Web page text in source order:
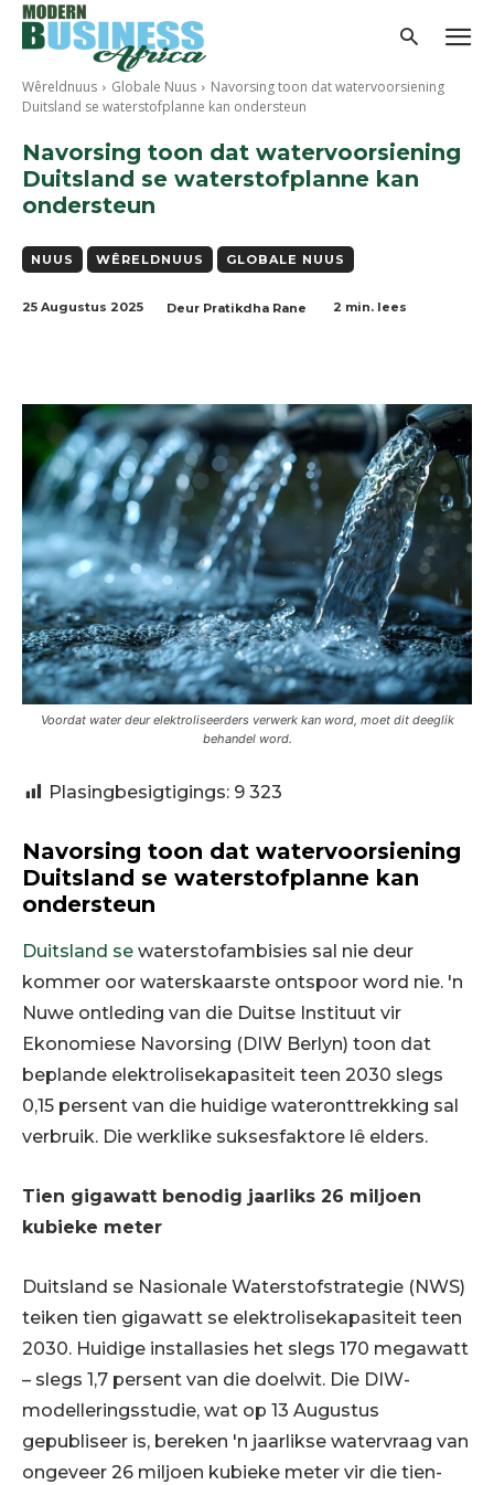
Wêreldnuus Globale Nuus
Navorsing toon dat watervoorsiening
Duitsland se waterstofplanne kan ondersteun
Navorsing toon dat watervoorsiening
Duitsland se waterstofplanne kan
ondersteun
NUUS WÊRELDNUUS GLOBALE NUUS
25 Augustus 2025 Deur Pratikdha Rane 2 min. lees
Voordat water deur elektroliseerders verwerk kan word, moet dit deeglik
behandel word.
Plasingbesigtigings: 9 323
Navorsing toon dat watervoorsiening
Duitsland se waterstofplanne kan
ondersteun
Duitsland se waterstofambisies sal nie deur
kommer oor waterskaarste ontspoor word nie. 'n
Nuwe ontleding van die Duitse Instituut vir
Ekonomiese Navorsing (DIW Berlyn) toon dat
beplande elektrolisekapasiteit teen 2030 slegs
0,15 persent van die huidige wateronttrekking sal
verbruik. Die werklike suksesfaktore lê elders.
Tien gigawatt benodig jaarliks ​​26 miljoen
kubieke meter
Duitsland se Nasionale Waterstofstrategie (NWS)
teiken tien gigawatt se elektrolisekapasiteit teen
2030. Huidige installasies het slegs 170 megawatt
– slegs 1,7 persent van die doelwit. Die DIW-
modelleringsstudie, wat op 13 Augustus
gepubliseer is, bereken 'n jaarlikse watervraag van
ongeveer 26 miljoen kubieke meter vir die tien-